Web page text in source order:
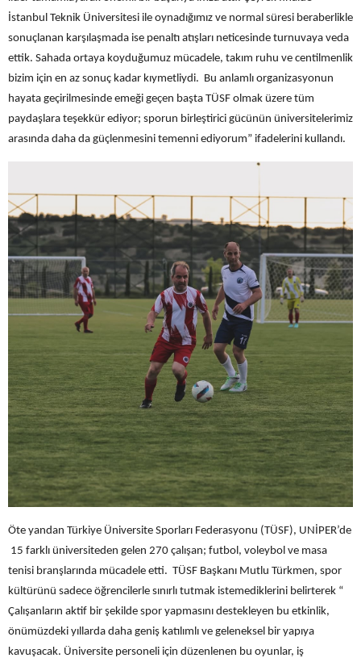
İstanbul Teknik Üniversitesi ile oynadığımız ve normal süresi beraberlikle
sonuçlanan karşılaşmada ise penaltı atışları neticesinde turnuvaya veda
ettik. Sahada ortaya koyduğumuz mücadele, takım ruhu ve centilmenlik
bizim için en az sonuç kadar kıymetliydi. Bu anlamlı organizasyonun
hayata geçirilmesinde emeği geçen başta TÜSF olmak üzere tüm
paydaşlara teşekkür ediyor; sporun birleştirici gücünün üniversitelerimiz
arasında daha da güçlenmesini temenni ediyorum” ifadelerini kullandı.
Öte yandan Türkiye Üniversite Sporları Federasyonu (TÜSF), UNİPER’de
15 farklı üniversiteden gelen 270 çalışan; futbol, voleybol ve masa
tenisi branşlarında mücadele etti. TÜSF Başkanı Mutlu Türkmen, spor
kültürünü sadece öğrencilerle sınırlı tutmak istemediklerini belirterek “
Çalışanların aktif bir şekilde spor yapmasını destekleyen bu etkinlik,
önümüzdeki yıllarda daha geniş katılımlı ve geleneksel bir yapıya
kavuşacak. Üniversite personeli için düzenlenen bu oyunlar, iş